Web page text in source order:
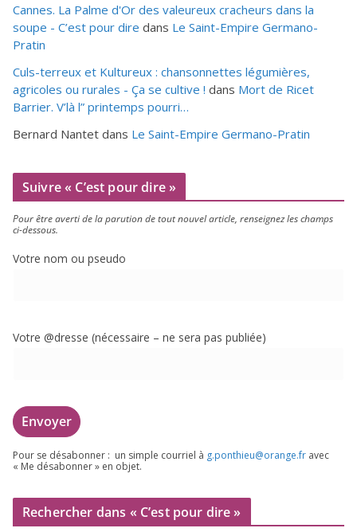
Cannes. La Palme d'Or des valeureux cracheurs dans la
soupe - C’est pour dire dans Le Saint-Empire Germano-
Pratin
Culs-terreux et Kultureux : chansonnettes légumières,
agricoles ou rurales - Ça se cultive ! dans Mort de Ricet
Barrier. V’là l” printemps pourri…
Bernard Nantet dans Le Saint-Empire Germano-Pratin
Suivre « C’est pour dire »
Pour être aver­ti de la paru­tion de tout nou­vel article, ren­sei­gnez les champs
ci-dessous.
Votre nom ou pseudo
Votre @dresse (néces­saire – ne sera pas publiée)
Pour se désa­bon­ner : un simple cour­riel à g.​ponthieu@​orange.​fr avec
« Me désa­bon­ner » en objet.
Rechercher dans « C’est pour dire »